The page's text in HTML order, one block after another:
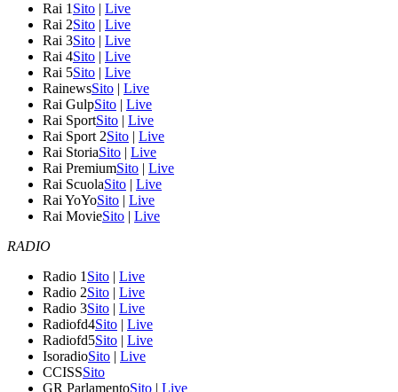
Rai 1 Sito | Live
Rai 2Sito | Live
Rai 3Sito | Live
Rai 4Sito | Live
Rai 5Sito | Live
RainewsSito | Live
Rai GulpSito | Live
Rai SportSito | Live
Rai Sport 2Sito | Live
Rai StoriaSito | Live
Rai PremiumSito | Live
Rai ScuolaSito | Live
Rai YoYoSito | Live
Rai MovieSito | Live
RADIO
Radio 1 Sito | Live
Radio 2Sito | Live
Radio 3Sito | Live
Radiofd4Sito | Live
Radiofd5Sito | Live
IsoradioSito | Live
CCISSSito
GR ParlamentoSito | Live